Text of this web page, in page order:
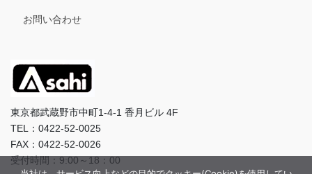
お問い合わせ
東京都武蔵野市中町1-4-1 香月ビル 4F
TEL：0422-52-0025
FAX：0422-52-0026
受付時間：9:00～18：00